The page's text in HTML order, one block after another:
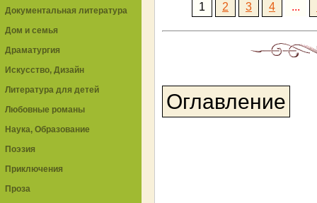
1 2 3 4 ...
Оглавление
Документальная литература
Дом и семья
Драматургия
Искусство, Дизайн
Литература для детей
Любовные романы
Наука, Образование
Поэзия
Приключения
Проза